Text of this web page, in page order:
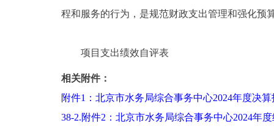
程和服务的行为，是规范财政支出管理和强化预
项目支出绩效自评表
相关附件：
附件1：北京市水务局综合事务中心2024年度决算
38-2.附件2：北京市水务局综合事务中心2024年